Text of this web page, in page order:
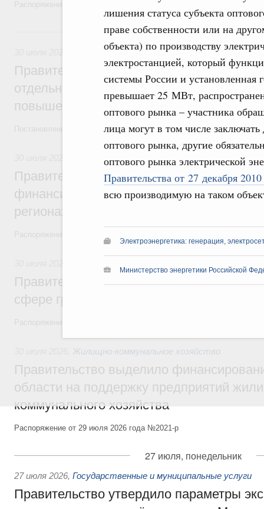
лишения статуса субъекта
праве собственности или на
объекта) по производству
электростанцией, который
системы России и установленная
превышает 25 МВт,
оптового рынка – участника
лица могут в том числе
оптового рынка, другие
оптового рынка электрической
Правительства от 27 декабря
всю производимую на таком
Электроэнергетика: генерация,
Министерство энергетики Российской
Распоряжение от 28 июля 2026 года №1999-р и распоряжение от
30 июля, четверг
Оборот бензина и дизельного топлива
Правительство ввело новый временный
отдельных видов топлива и утвердило
повышения доступности нефтепродуктов
Постановления от 30 июля 2026 года №952, №953, №954
Правительство выделило
финансирование на поддержку бизнеса
регионах
Правительство профинансирует
сфере гражданской авиации
Жилищно-коммунальное хозяйство
Правительство выделило
области на поддержку предприятий
коммунального хозяйства
Распоряжение от 29 июля 2026 года №2021-р
27 июля, понедельник
27 июля 2026, Государственные и муниципальные услуги
Правительство утвердило параметры